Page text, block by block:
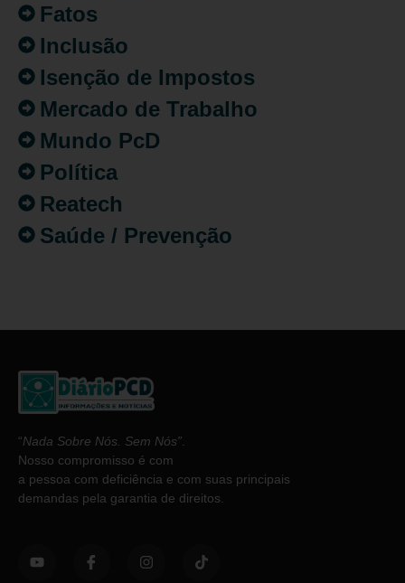
Fatos
Inclusão
Isenção de Impostos
Mercado de Trabalho
Mundo PcD
Política
Reatech
Saúde / Prevenção
“Nada Sobre Nós. Sem Nós”
Nosso compromisso é com
a pessoa com deficiência e com suas principais
demandas pela garantia de direitos.